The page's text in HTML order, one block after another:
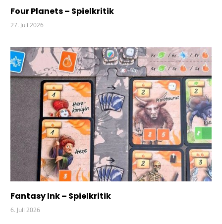
Four Planets – Spielkritik
27. Juli 2026
Fantasy Ink – Spielkritik
6. Juli 2026